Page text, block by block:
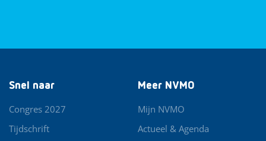
Snel naar
Congres 2027
Tijdschrift
Meer NVMO
Mijn NVMO
Actueel & Agenda